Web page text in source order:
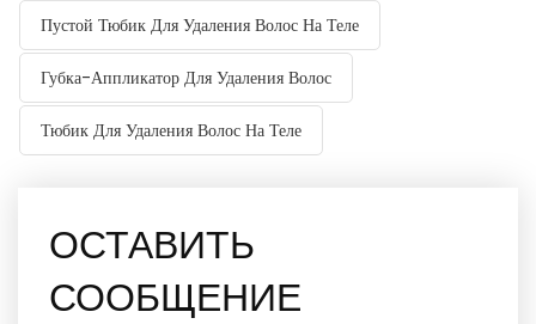
Пустой Тюбик Для Удаления Волос На Теле
Губка-Аппликатор Для Удаления Волос
Тюбик Для Удаления Волос На Теле
ОСТАВИТЬ
СООБЩЕНИЕ